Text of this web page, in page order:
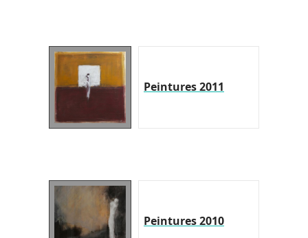
Peintures 2011
Peintures 2010